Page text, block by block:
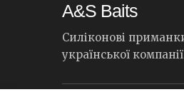
A&S Baits
Силіконові
української